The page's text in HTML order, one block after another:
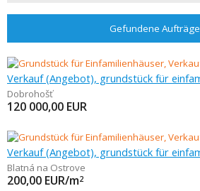
Gefundene Aufträge
Verkauf (Angebot), grundstück für
Dobrohošť
120 000,00 EUR
Verkauf (Angebot), grundstück für
Blatná na Ostrove
200,00 EUR/m2